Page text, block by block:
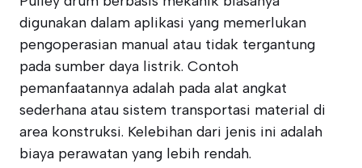
digunakan dalam aplikasi yang memerlukan
pengoperasian manual atau tidak tergantung
pada sumber daya listrik. Contoh
pemanfaatannya adalah pada alat angkat
sederhana atau sistem transportasi material di
area konstruksi. Kelebihan dari jenis ini adalah
biaya perawatan yang lebih rendah.